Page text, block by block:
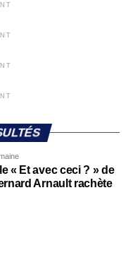
« Et avec ceci ? » de
Arnault rachète